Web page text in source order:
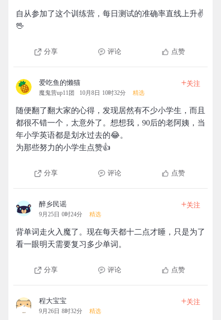
自从参加了这个训练营，每日测试的准确率直线上升✌
🖖
分享 评论 点赞
爱吃鱼的懒猫
魔鬼营up11团 10月8日 10时32分 精选
+关注
随便翻了翻大家的心得，发现居然有不少小学生，而且
都很不错一个，太意外了。想想我，90后的老阿姨，当
年小学英语都是划水过去的😂。
为那些努力的小学生点赞👍
分享 评论 点赞
醉乡民谣
9月25日 0时24分 精选
+关注
背单词走火入魔了。现在每天都十二点才睡，只是为了
看一眼明天需要复习多少单词。
分享 评论 点赞
程大宝宝
9月26日 8时32分 精选
+关注